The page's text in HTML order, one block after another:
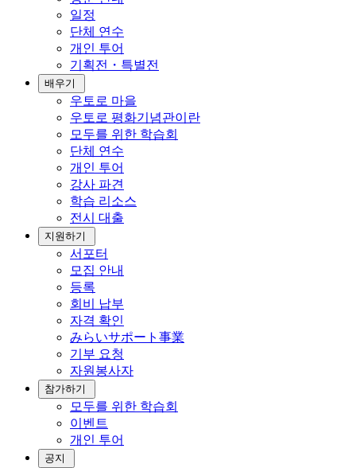
일정
단체 연수
개인 투어
기획전・특별전
배우기
우토로 마을
우토로 평화기념관이란
모두를 위한 학습회
단체 연수
개인 투어
강사 파견
학습 리소스
전시 대출
지원하기
서포터
모집 안내
등록
회비 납부
자격 확인
みらいサポート事業
기부 요청
자원봉사자
참가하기
모두를 위한 학습회
이벤트
개인 투어
공지